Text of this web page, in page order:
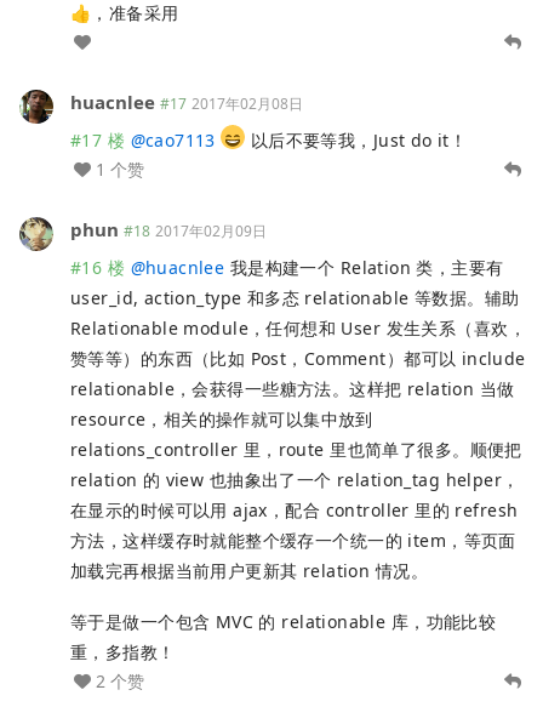
👍，准备采用
huacnlee #17 2017年02月08日
#17 楼 @cao7113
以后不要等我，Just do it！
1 个赞
phun #18 2017年02月09日
#16 楼 @huacnlee 我是构建一个 Relation 类，主要有
user_id, action_type 和多态 relationable 等数据。辅助
Relationable module，任何想和 User 发生关系（喜欢，
赞等等）的东西（比如 Post，Comment）都可以 include
relationable，会获得一些糖方法。这样把 relation 当做
resource，相关的操作就可以集中放到
relations_controller 里，route 里也简单了很多。顺便把
relation 的 view 也抽象出了一个 relation_tag helper，
在显示的时候可以用 ajax，配合 controller 里的 refresh
方法，这样缓存时就能整个缓存一个统一的 item，等页面
加载完再根据当前用户更新其 relation 情况。
等于是做一个包含 MVC 的 relationable 库，功能比较
重，多指教！
2 个赞